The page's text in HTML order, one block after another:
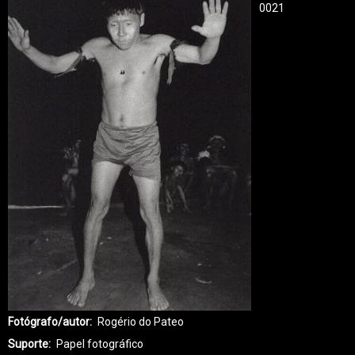
0021
Fotógrafo/autor
Rogério do Pateo
Suporte
Papel fotográfico